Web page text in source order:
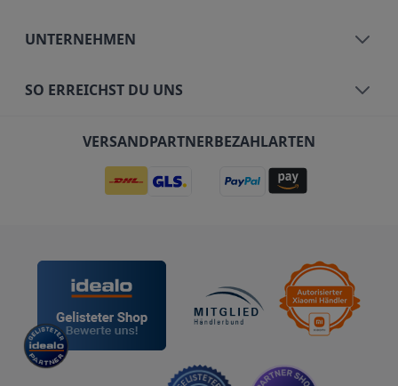
UNTERNEHMEN
SO ERREICHST DU UNS
VERSANDPARTNERBEZAHLARTEN